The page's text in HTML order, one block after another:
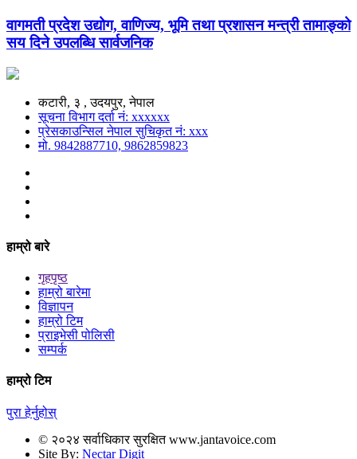
वागमती प्रदेश उद्योग, वाणिज्य, भूमि तथा प्रशासन मन्त्री तामाङ्को
सय दिने उपलब्धि सार्वजनिक
कटारी, ३ , उदयपुर, नेपाल
सूचना विभाग दर्ता नं: xxxxxx
प्रेसकाउन्सिल नेपाल सुचिकृत नं: xxx
मो. 9842887710, 9862859823
हाम्रो बारे
गृहपृष्ठ
हाम्रो बारेमा
विज्ञापन
हाम्रो टिम
प्राइभेसी पोलिसी
सम्पर्क
हाम्रो टिम
पुरा हेर्नुहोस्
© २०२४ सर्वाधिकार सुरक्षित www.jantavoice.com
Site By: Nectar Digit